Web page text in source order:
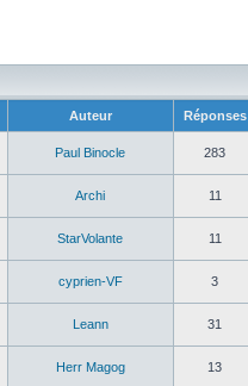
Auteur Réponses
Paul Binocle 283
Archi 11
StarVolante 11
cyprien-VF 3
Leann 31
Herr Magog 13